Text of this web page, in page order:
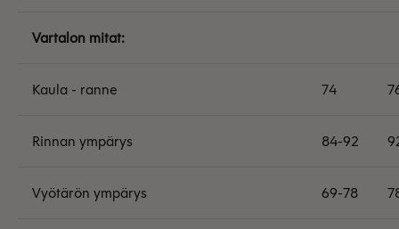
Vartalon mitat:
Kaula - ranne 74
Rinnan ympärys 84-92
Vyötärön ympärys 69-78